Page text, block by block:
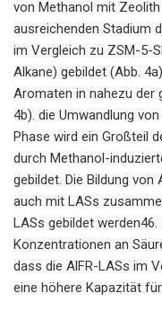
von Methanol mit
ausreichenden Stadium
im Vergleich zu ZSM-5-
Alkane) gebildet (Abb.
Aromaten in nahezu der
4b). die Umwandlung
Phase wird ein Großteil
durch Methanol-
gebildet. Die Bildung
auch mit LASs
LASs gebildet
Konzentrationen an
dass die AlFR-LASs im
eine höhere Kapazität